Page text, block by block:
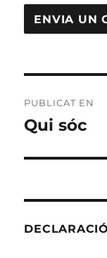
d'entrades
PUBLICAT EN
Qui sóc